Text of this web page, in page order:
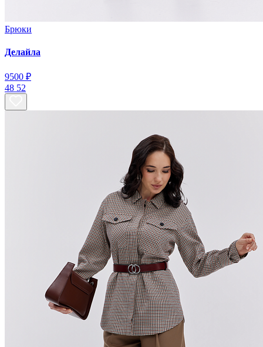
Брюки
Делайла
9500 ₽
48 52